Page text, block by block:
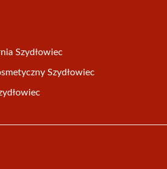
Szydłowiec
Szydłowiec